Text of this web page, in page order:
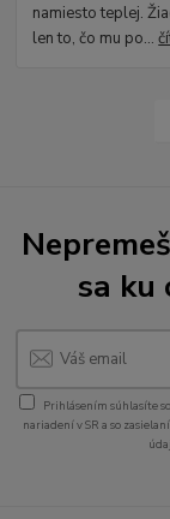
namiesto teplej.
len to, čo mu po...
sa ku
Prihlásením súhlasíte so
nariadení v SR a so